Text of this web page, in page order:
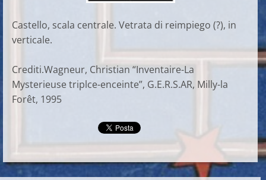
Castello, scala centrale. Vetrata di reimpiego (?), in
verticale.
Crediti.Wagneur, Christian “Inventaire-La
Mysterieuse triplce-enceinte”, G.E.R.S.AR, Milly-la
Forêt, 1995